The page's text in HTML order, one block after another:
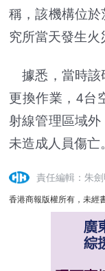
稱，該機構位
究所當天發生火
據悉，當時該
更換作業，4台
射線管理區域
未造成人員傷亡
責任編輯：朱劍
香港商報版權所有，未經